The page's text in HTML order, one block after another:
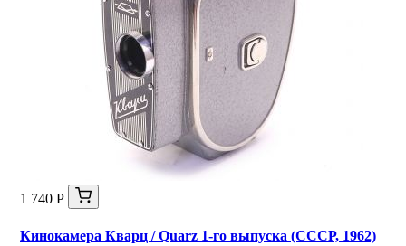
1 740 Р
Кинокамера Кварц / Quarz 1-го выпуска (СССР, 1962)